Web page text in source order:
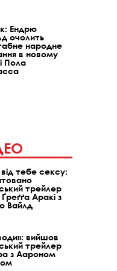
Ендрю
очолить
народне
в новому
Пола
тебе сексу:
трейлер
Аракі з
Вайлд
вийшов
трейлер
з Аароном